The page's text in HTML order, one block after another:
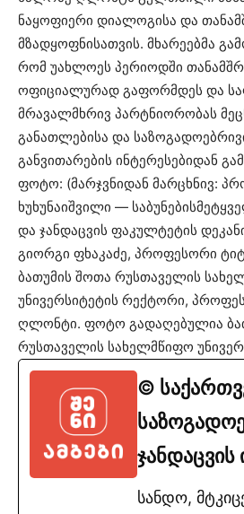
ნაყოფიერი დიალოგისა და
მზადყოფნისათვის. მხარეებმა
რომ უახლოეს პერიოდში
ოფიციალურად გაფორმდეს და
მრავალმხრივ პარტნიორობას
განათლებისა და
განვითარების ინტერესებიდან
ფოტო: (მარჯვნიდან მარცხნივ:
ხუხუნაიშვილი —
და ჯანდაცვის ფაკულტეტის
გიორგი ფხაკაძე, პროფესორი
ბათუმის შოთა რუსთაველის
უნივერსიტეტის რექტორი,
ღლონტი. ფოტო გადაღებულია
რუსთაველის სახელმწიფო
©
ჯანდაცვის
სანდო,